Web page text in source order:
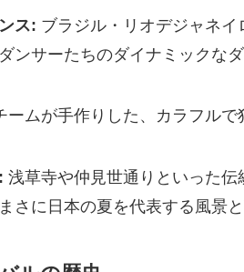
ス: ブラジル・リオデジャネ
ンサーたちのダイナミックな
ームが手作りした、カラフル
浅草寺や仲見世通りといった
さに日本の夏を代表する風景と